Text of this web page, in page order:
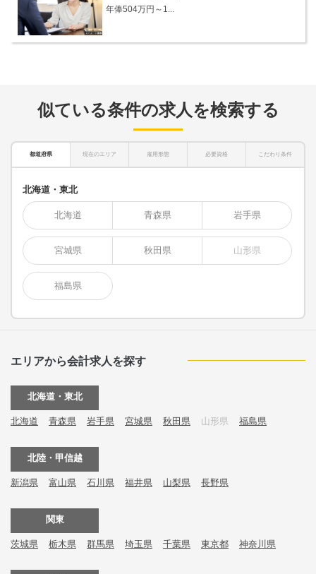
年俸504万円～1...
似ている条件の求人を検索する
都道府県 現在のエリア 雇用形態 必要資格 こだわり条件
北海道・東北
北海道 青森県 岩手県
宮城県 秋田県 山形県
福島県
エリアから会計求人を探す
北海道・東北
北海道 青森県 岩手県 宮城県 秋田県 山形県 福島県
北陸・甲信越
新潟県 富山県 石川県 福井県 山梨県 長野県
関東
茨城県 栃木県 群馬県 埼玉県 千葉県 東京都 神奈川県